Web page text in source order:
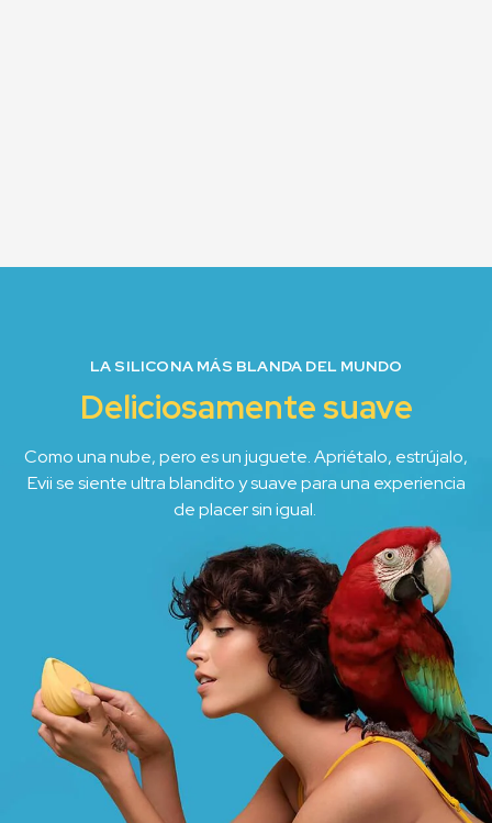
LA SILICONA MÁS BLANDA DEL MUNDO
Deliciosamente suave
Como una nube, pero es un juguete. Apriétalo, estrújalo,
Evii se siente ultra blandito y suave para una experiencia
de placer sin igual.